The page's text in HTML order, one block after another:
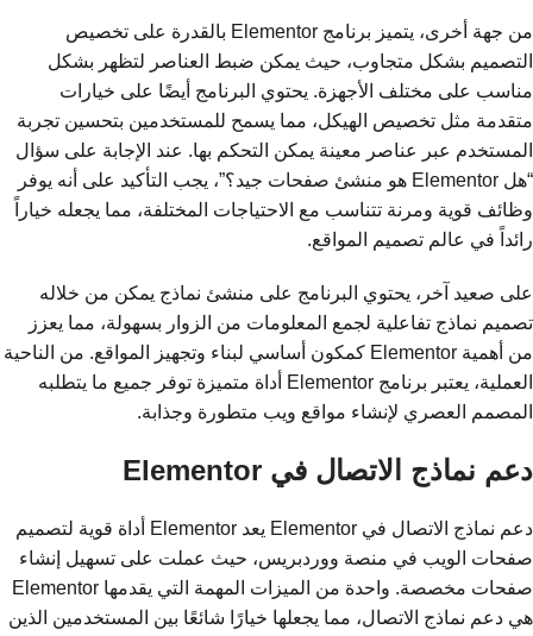
من جهة أخرى، يتميز برنامج Elementor بالقدرة على تخصيص
التصميم بشكل متجاوب، حيث يمكن ضبط العناصر لتظهر بشكل
مناسب على مختلف الأجهزة. يحتوي البرنامج أيضًا على خيارات
متقدمة مثل تخصيص الهيكل، مما يسمح للمستخدمين بتحسين تجربة
المستخدم عبر عناصر معينة يمكن التحكم بها. عند الإجابة على سؤال
“هل Elementor هو منشئ صفحات جيد؟”، يجب التأكيد على أنه يوفر
وظائف قوية ومرنة تتناسب مع الاحتياجات المختلفة، مما يجعله خياراً
رائداً في عالم تصميم المواقع.
على صعيد آخر، يحتوي البرنامج على منشئ نماذج يمكن من خلاله
تصميم نماذج تفاعلية لجمع المعلومات من الزوار بسهولة، مما يعزز
من أهمية Elementor كمكون أساسي لبناء وتجهيز المواقع. من الناحية
العملية، يعتبر برنامج Elementor أداة متميزة توفر جميع ما يتطلبه
المصمم العصري لإنشاء مواقع ويب متطورة وجذابة.
دعم نماذج الاتصال في Elementor
دعم نماذج الاتصال في Elementor يعد Elementor أداة قوية لتصميم
صفحات الويب في منصة ووردبريس، حيث عملت على تسهيل إنشاء
صفحات مخصصة. واحدة من الميزات المهمة التي يقدمها Elementor
هي دعم نماذج الاتصال، مما يجعلها خيارًا شائعًا بين المستخدمين الذين